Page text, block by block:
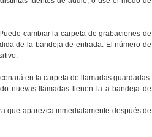
cambiar la carpeta de grabaciones de
de la bandeja de entrada. El número de
en la carpeta de llamadas guardadas.
nuevas llamadas llenen la a bandeja de
que aparezca inmediatamente después de